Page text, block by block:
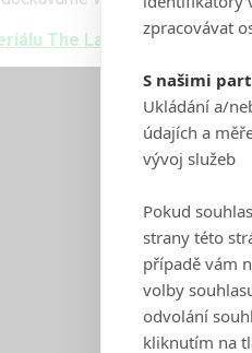
The Last of Us
zpracovávat
S našimi
Ukládání a/
údajích a
vývoj služeb
Pokud
strany této
případě vám
volby
odvolání
kliknutím na